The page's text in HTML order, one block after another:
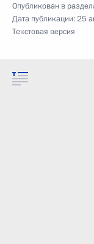
Опубликован в
Дата публикации:25
Текстовая версия